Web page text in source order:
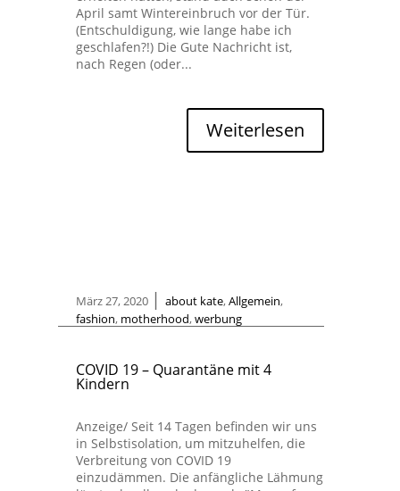
April samt Wintereinbruch vor der Tür.
(Entschuldigung, wie lange habe ich
geschlafen?!) Die Gute Nachricht ist,
nach Regen (oder...
Weiterlesen
März 27, 2020 | about kate,Allgemein,
fashion, motherhood,werbung
COVID 19 – Quarantäne mit 4
Kindern
Anzeige/ Seit 14 Tagen befinden wir uns
in Selbstisolation, um mitzuhelfen, die
Verbreitung von COVID 19
einzudämmen. Die anfängliche Lähmung